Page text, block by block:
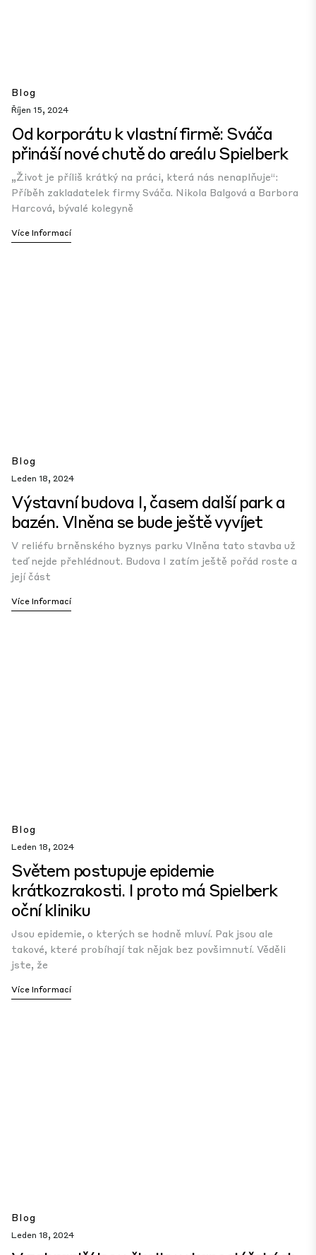
Blog
Říjen 15, 2024
Od korporátu k vlastní firmě: Sváča
přináší nové chutě do areálu Spielberk
„Život je příliš krátký na práci, která nás nenaplňuje“:
Příběh zakladatelek firmy Sváča. Nikola Balgová a Barbora
Harcová, bývalé kolegyně
Více Informací
Blog
Leden 18, 2024
Výstavní budova I, časem další park a
bazén. Vlněna se bude ještě vyvíjet
V reliéfu brněnského byznys parku Vlněna tato stavba už
teď nejde přehlédnout. Budova I zatím ještě pořád roste a
její část
Více Informací
Blog
Leden 18, 2024
Světem postupuje epidemie
krátkozrakosti. I proto má Spielberk
oční kliniku
Jsou epidemie, o kterých se hodně mluví. Pak jsou ale
takové, které probíhají tak nějak bez povšimnutí. Věděli
jste, že
Více Informací
Blog
Leden 18, 2024